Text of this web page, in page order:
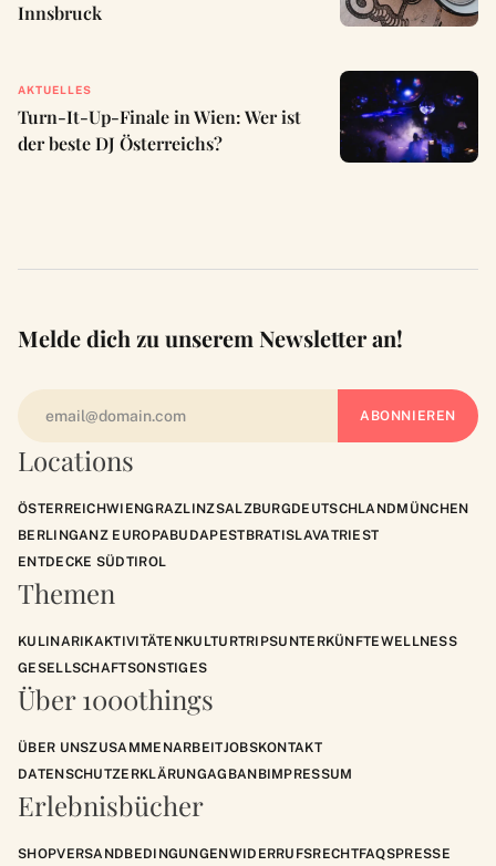
Innsbruck
AKTUELLES
Turn-It-Up-Finale in Wien: Wer ist
der beste DJ Österreichs?
Locations
ÖSTERREICHWIENGRAZLINZSALZBURGDEUTSCHLANDMÜNCHEN
BERLINGANZ EUROPABUDAPESTBRATISLAVATRIEST
ENTDECKE SÜDTIROL
Themen
KULINARIKAKTIVITÄTENKULTURTRIPSUNTERKÜNFTEWELLNESS
GESELLSCHAFTSONSTIGES
Über 1000things
ÜBER UNSZUSAMMENARBEITJOBSKONTAKT
DATENSCHUTZERKLÄRUNGAGBANBIMPRESSUM
Erlebnisbücher
SHOPVERSANDBEDINGUNGENWIDERRUFSRECHTFAQSPRESSE
Melde dich zu unserem Newsletter an!